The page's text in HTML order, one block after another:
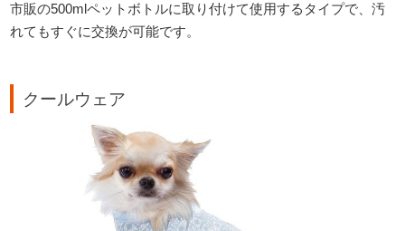
市販の500mlペットボトルに取り付けて使用するタイプで、汚
れてもすぐに交換が可能です。
クールウェア